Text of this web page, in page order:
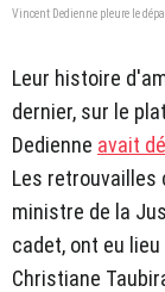
Vincent Dedienne pleure le
Leur histoire
dernier, sur le
Dedienne avait
Les retrouvailles
ministre de la
cadet, ont eu
Christiane